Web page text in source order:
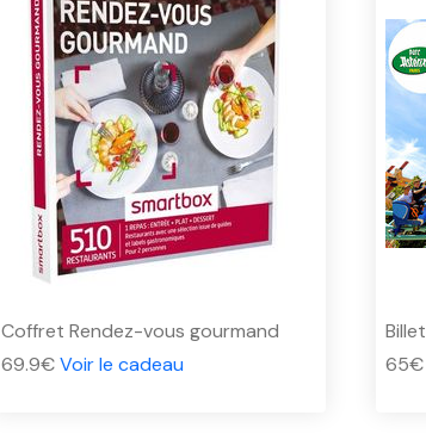
Coffret Rendez-vous gourmand
69.9€Voir le cadeau